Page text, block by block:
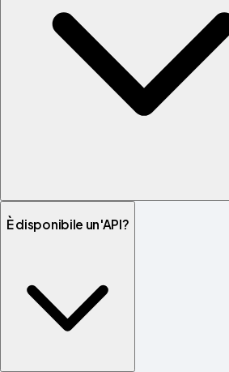
È disponibile un'API?